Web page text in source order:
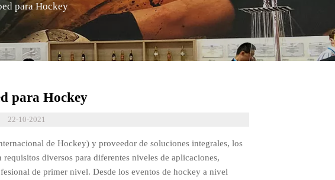
para Hockey
para Hockey
22-10-2021
de Hockey) y proveedor de soluciones integrales, los
diversos para diferentes niveles de aplicaciones,
de primer nivel. Desde los eventos de hockey a nivel